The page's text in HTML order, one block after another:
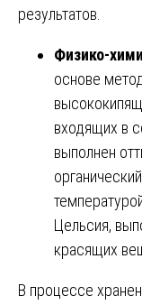
результатов.
Физико-
основе
входящих в
выполнен
Цельсия,
красящих
В процессе